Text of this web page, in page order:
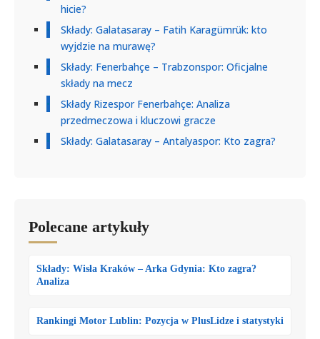
hicie?
Składy: Galatasaray – Fatih Karagümrük: kto
wyjdzie na murawę?
Składy: Fenerbahçe – Trabzonspor: Oficjalne
składy na mecz
Składy Rizespor Fenerbahçe: Analiza
przedmeczowa i kluczowi gracze
Składy: Galatasaray – Antalyaspor: Kto zagra?
Polecane artykuły
Składy: Wisła Kraków – Arka Gdynia: Kto zagra?
Analiza
Rankingi Motor Lublin: Pozycja w PlusLidze i statystyki